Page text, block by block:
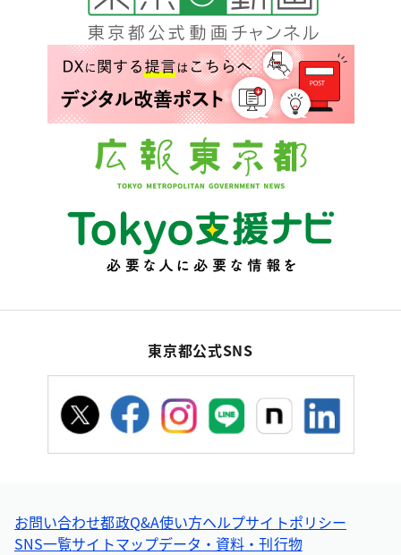
東京都公式SNS
お問い合わせ都政Q&A使い方ヘルプサイトポリシー
SNS一覧サイトマップデータ・資料・刊行物